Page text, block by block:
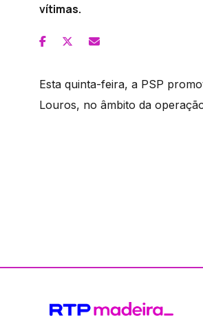
vítimas.
Esta quinta-feira, a PSP
Louros, no âmbito da